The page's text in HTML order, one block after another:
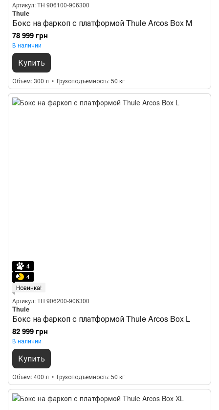
Артикул: TH 906100-906300
Thule
Бокс на фаркоп с платформой Thule Arcos Box M
78 999 грн
В наличии
Купить
Объем 300 л Грузоподъемность 50 кг
4
4
Новинка!
Артикул: TH 906200-906300
Thule
Бокс на фаркоп с платформой Thule Arcos Box L
82 999 грн
В наличии
Купить
Объем 400 л Грузоподъемность 50 кг